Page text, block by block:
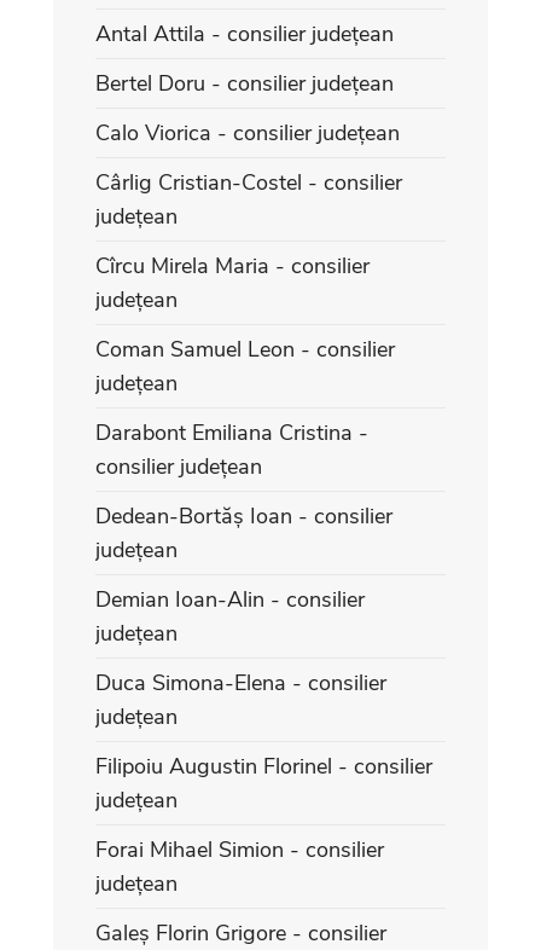
Antal Attila - consilier județean
Bertel Doru - consilier județean
Calo Viorica - consilier județean
Cârlig Cristian-Costel - consilier
județean
Cîrcu Mirela Maria - consilier
județean
Coman Samuel Leon - consilier
județean
Darabont Emiliana Cristina -
consilier județean
Dedean-Bortăș Ioan - consilier
județean
Demian Ioan-Alin - consilier
județean
Duca Simona-Elena - consilier
județean
Filipoiu Augustin Florinel - consilier
județean
Forai Mihael Simion - consilier
județean
Galeș Florin Grigore - consilier